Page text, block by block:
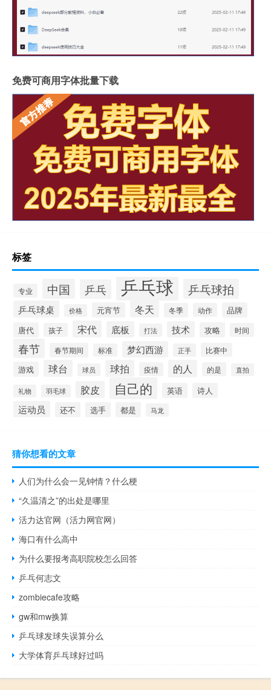
免费可商用字体批量下载
标签
专业 中国 乒乓 乒乓球 乒乓球拍
乒乓球桌 价格 元宵节 冬天 冬季 动作
品牌
唐代
孩子 宋代 底板 打法 技术 攻略 时间
春节 春节期间 标准 梦幻西游 正手 比赛中
游戏 球台 球员 球拍 疫情 的人 的是 直拍
礼物 羽毛球 胶皮 自己的 英语 诗人
运动员 还不 选手 都是 马龙
猜你想看的文章
人们为什么会一见钟情？什么梗
“久温清之”的出处是哪里
活力达官网（活力网官网）
海口有什么高中
为什么要报考高职院校怎么回答
乒乓何志文
zombiecafe攻略
gw和mw换算
乒乓球发球失误算分么
大学体育乒乓球好过吗